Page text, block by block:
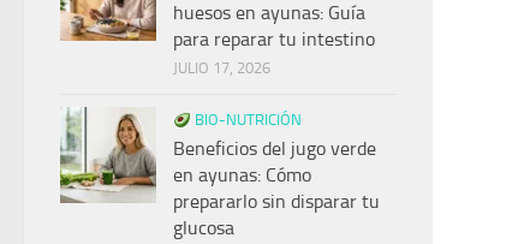
huesos en ayunas: Guía
para reparar tu intestino
JULIO 17, 2026
BIO-NUTRICIÓN
Beneficios del jugo verde
en ayunas: Cómo
prepararlo sin disparar tu
glucosa